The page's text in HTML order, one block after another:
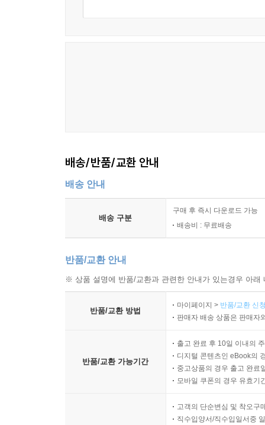
배송/반품/교환 안내
배송 안내
배송 구분
구매 후 즉시 다운로드 가능
배송비 : 무료배송
반품/교환 안내
※ 상품 설명에 반품/교환과 관련한 안내가 있는경우 아
반품/교환 방법
마이페이지 > 반품/교환 신
판매자 배송 상품은 판매자
반품/교환 가능기간
출고 완료 후 10일 이내의
디지털 콘텐츠인 eBook의
중고상품의 경우 출고 완료
모바일 쿠폰의 경우 유효기
고객의 단순변심 및 착오구
직수입양서/직수입일서중